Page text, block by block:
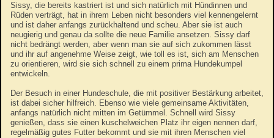
Sissy, die bereits kastriert ist und sich natürlich mit Hündinnen und
Rüden verträgt, hat in ihrem Leben nicht besonders viel kennengelernt
und ist daher anfangs zurückhaltend und scheu. Aber sie ist auch
neugierig und genau da sollte die neue Familie ansetzen. Sissy darf
nicht bedrängt werden, aber wenn man sie auf sich zukommen lässt
und ihr auf angenehme Weise zeigt, wie toll es ist, sich am Menschen
zu orientieren, wird sie sich schnell zu einem prima Hundekumpel
entwickeln.
Der Besuch in einer Hundeschule, die mit positiver Bestärkung arbeitet,
ist dabei sicher hilfreich. Ebenso wie viele gemeinsame Aktivitäten,
anfangs natürlich nicht mitten im Getümmel. Schnell wird Sissy
genießen, dass sie einen kuschelweichen Platz ihr eigen nennen darf,
regelmäßig gutes Futter bekommt und sie mit ihren Menschen viel